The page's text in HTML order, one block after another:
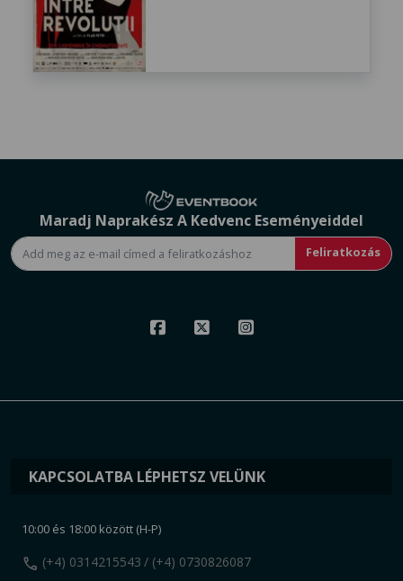
Maradj Naprakész A Kedvenc Eseményeiddel
Feliratkozás
KAPCSOLATBA LÉPHETSZ VELÜNK
10:00 és 18:00 között (H-P)
call (+4) 0314215543 / (+4) 0730826087